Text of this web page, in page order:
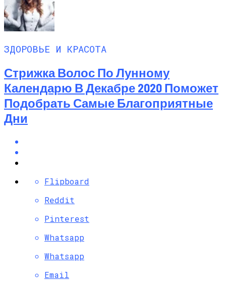
ЗДОРОВЬЕ И КРАСОТА
Стрижка Волос По Лунному
Календарю В Декабре 2020 Поможет
Подобрать Самые Благоприятные
Дни
Flipboard
Reddit
Pinterest
Whatsapp
Whatsapp
Email